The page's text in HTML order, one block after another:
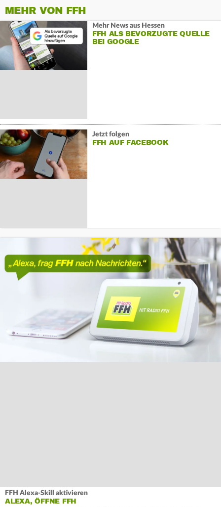
MEHR VON FFH
Mehr News aus Hessen
FFH ALS BEVORZUGTE QUELLE
BEI GOOGLE
Jetzt folgen
FFH AUF FACEBOOK
FFH Alexa-Skill aktivieren
ALEXA, ÖFFNE FFH